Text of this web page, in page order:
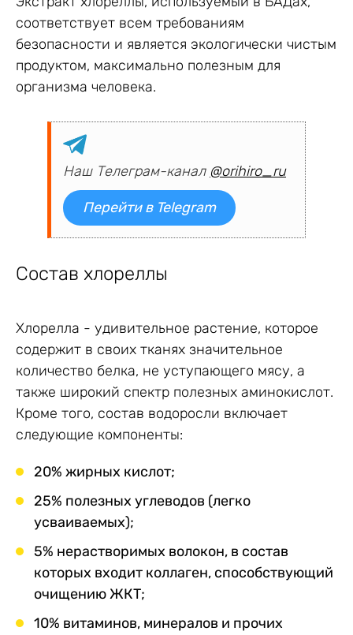
соответствует всем требованиям
безопасности и является экологически чистым
продуктом, максимально полезным для
организма человека.
Наш Телеграм-канал @orihiro_ru
Перейти в Telegram
Состав хлореллы
Хлорелла - удивительное растение, которое
содержит в своих тканях значительное
количество белка, не уступающего мясу, а
также широкий спектр полезных аминокислот.
Кроме того, состав водоросли включает
следующие компоненты:
20% жирных кислот;
25% полезных углеводов (легко
усваиваемых);
5% нерастворимых волокон, в состав
которых входит коллаген, способствующий
очищению ЖКТ;
10% витаминов, минералов и прочих